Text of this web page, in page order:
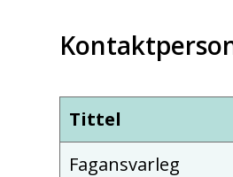
Tittel
Fagansvarleg